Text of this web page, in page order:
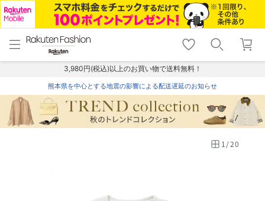
menu home
トップ
shopping_cart lock_outline
ログイン
3,980円(税込)以上のお買い物で送料無料！
熊本県を中心とする地震の影響による配送遅延のお知らせ
1/20